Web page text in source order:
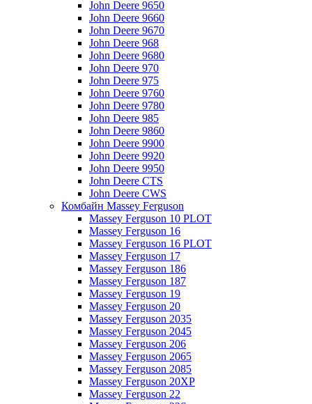
John Deere 9650
John Deere 9660
John Deere 9670
John Deere 968
John Deere 9680
John Deere 970
John Deere 975
John Deere 9760
John Deere 9780
John Deere 985
John Deere 9860
John Deere 9900
John Deere 9920
John Deere 9950
John Deere CTS
John Deere CWS
Комбайн Massey Ferguson
Massey Ferguson 10 PLOT
Massey Ferguson 16
Massey Ferguson 16 PLOT
Massey Ferguson 17
Massey Ferguson 186
Massey Ferguson 187
Massey Ferguson 19
Massey Ferguson 20
Massey Ferguson 2035
Massey Ferguson 2045
Massey Ferguson 206
Massey Ferguson 2065
Massey Ferguson 2085
Massey Ferguson 20XP
Massey Ferguson 22